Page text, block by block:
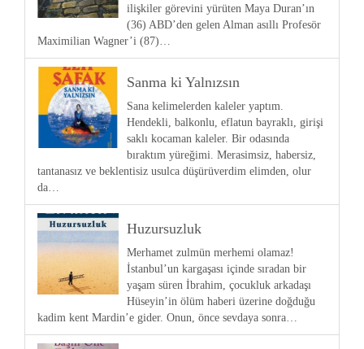
ilişkiler görevini yürüten Maya Duran’ın
(36) ABD’den gelen Alman asıllı Profesör
Maximilian Wagner’i (87)…
Sanma ki Yalnızsın
Sana kelimelerden kaleler yaptım.
Hendekli, balkonlu, eflatun bayraklı, girişi
saklı kocaman kaleler. Bir odasında
bıraktım yüreğimi. Merasimsiz, habersiz,
tantanasız ve beklentisiz usulca düşürüverdim elimden, olur
da…
Huzursuzluk
Merhamet zulmün merhemi olamaz!
İstanbul’un kargaşası içinde sıradan bir
yaşam süren İbrahim, çocukluk arkadaşı
Hüseyin’in ölüm haberi üzerine doğduğu
kadim kent Mardin’e gider. Onun, önce sevdaya sonra…